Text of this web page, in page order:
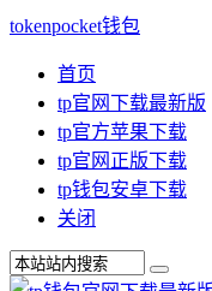
tokenpocket钱包
首页
tp官网下载最新版
tp官方苹果下载
tp官网正版下载
tp钱包安卓下载
关闭